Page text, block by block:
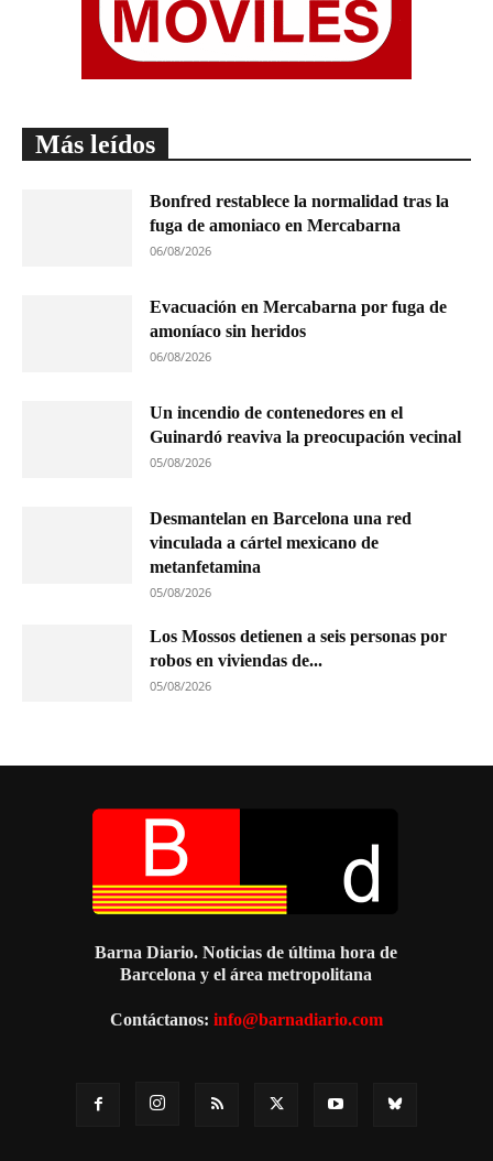
Más leídos
Bonfred restablece la normalidad tras la
fuga de amoniaco en Mercabarna
06/08/2026
Evacuación en Mercabarna por fuga de
amoníaco sin heridos
06/08/2026
Un incendio de contenedores en el
Guinardó reaviva la preocupación vecinal
05/08/2026
Desmantelan en Barcelona una red
vinculada a cártel mexicano de
metanfetamina
05/08/2026
Los Mossos detienen a seis personas por
robos en viviendas de...
05/08/2026
Barna Diario. Noticias de última hora de
Barcelona y el área metropolitana
Contáctanos: info@barnadiario.com